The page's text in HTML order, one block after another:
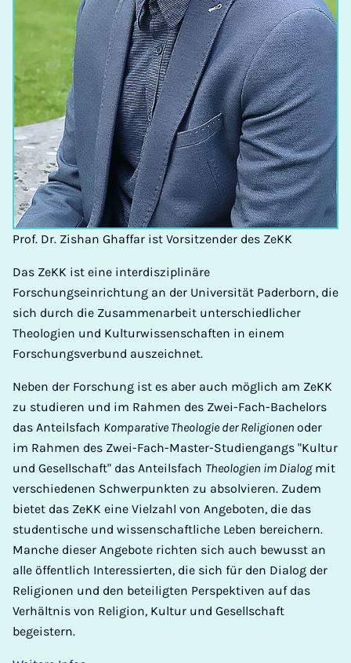
Prof. Dr. Zishan Ghaffar ist Vorsitzender des ZeKK
Das ZeKK ist eine interdisziplinäre
Forschungseinrichtung an der Universität Paderborn, die
sich durch die Zusammenarbeit unterschiedlicher
Theologien und Kulturwissenschaften in einem
Forschungsverbund auszeichnet.
Neben der Forschung ist es aber auch möglich am ZeKK
zu studieren und im Rahmen des Zwei-Fach-Bachelors
das Anteilsfach Komparative Theologie der Religionen oder
im Rahmen des Zwei-Fach-Master-Studiengangs "Kultur
und Gesellschaft" das Anteilsfach Theologien im Dialogmit
verschiedenen Schwerpunkten zu absolvieren. Zudem
bietet das ZeKK eine Vielzahl von Angeboten, die das
studentische und wissenschaftliche Leben bereichern.
Manche dieser Angebote richten sich auch bewusst an
alle öffentlich Interessierten, die sich für den Dialog der
Religionen und den beteiligten Perspektiven auf das
Verhältnis von Religion, Kultur und Gesellschaft
begeistern.